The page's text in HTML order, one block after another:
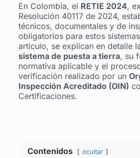
En Colombia, el RETIE 2024,
Resolución 40117 de 2024,
técnicos, documentales y de
obligatorios para estos
artículo, se explican en detalle
sistema de puesta a tierra, su
normativa aplicable y el
verificación realizado por un
Inspección Acreditado (OIN)
Certificaciones.
Contenidos ocultar